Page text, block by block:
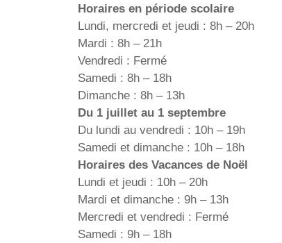
Horaires en période scolaire
Lundi, mercredi et jeudi : 8h – 20h
Mardi : 8h – 21h
Vendredi : Fermé
Samedi : 8h – 18h
Dimanche : 8h – 13h
Du 1 juillet au 1 septembre
Du lundi au vendredi : 10h – 19h
Samedi et dimanche : 10h – 18h
Horaires des Vacances de Noël
Lundi et jeudi : 10h – 20h
Mardi et dimanche : 9h – 13h
Mercredi et vendredi : Fermé
Samedi : 9h – 18h